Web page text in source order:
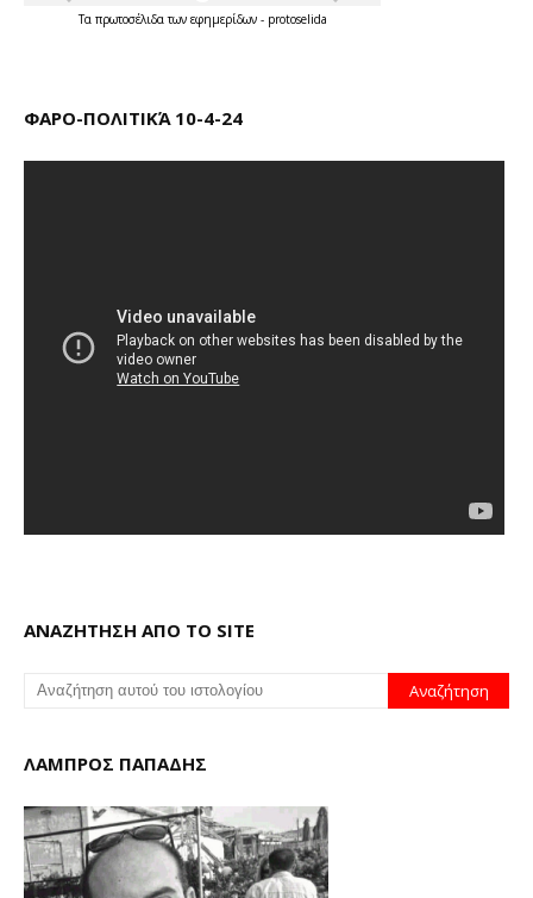
Τα πρωτοσέλιδατων εφημερίδων - protoselida
ΦΑΡΟ-ΠΟΛΙΤΙΚΆ 10-4-24
ΑΝΑΖΗΤΗΣΗ ΑΠΟ ΤΟ SITE
ΛΑΜΠΡΟΣ ΠΑΠΑΔΗΣ